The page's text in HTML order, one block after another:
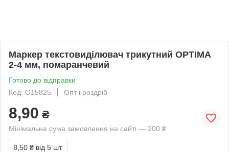
Маркер текстовиділювач трикутний OPTIMA
2-4 мм, помаранчевий
Готово до відправки
Код: O15825
Опт і роздріб
8,90 ₴
Мінімальна сума замовлення на сайті — 200 ₴
8,50 ₴ від 5 шт.